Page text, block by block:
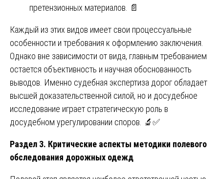
претензионных материалов. 📄
Каждый из этих видов имеет свои процессуальные
особенности и требования к оформлению заключения.
Однако вне зависимости от вида, главным требованием
остается объективность и научная обоснованность
выводов. Именно судебная экспертиза дорог обладает
высшей доказательственной силой, но и досудебное
исследование играет стратегическую роль в
досудебном урегулировании споров. 🔬✅
Раздел 3. Критические аспекты методики полевого
обследования дорожных одежд